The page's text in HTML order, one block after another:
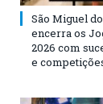
São Miguel
encerra os
2026 com
e